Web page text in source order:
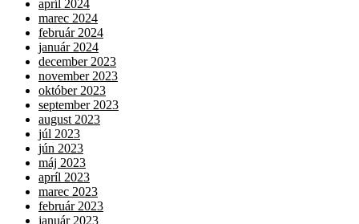
apríl 2024
marec 2024
február 2024
január 2024
december 2023
november 2023
október 2023
september 2023
august 2023
júl 2023
jún 2023
máj 2023
apríl 2023
marec 2023
február 2023
január 2023